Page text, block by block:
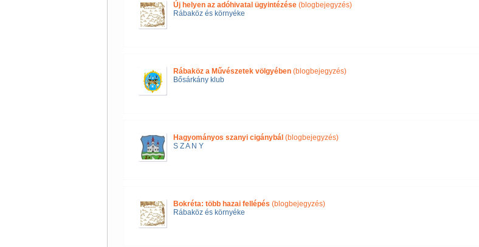
Új helyen az adóhivatal ügyintézése(blogbejegyzés)
Rábaköz és környéke
Rábaköz a Művészetek völgyében(blogbejegyzés)
Bősárkány klub
Hagyományos szanyi cigánybál (blogbejegyzés)
S Z A N Y
Bokréta: több hazai fellépés (blogbejegyzés)
Rábaköz és környéke